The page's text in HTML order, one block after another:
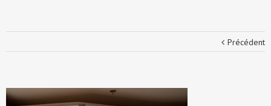
Précédent